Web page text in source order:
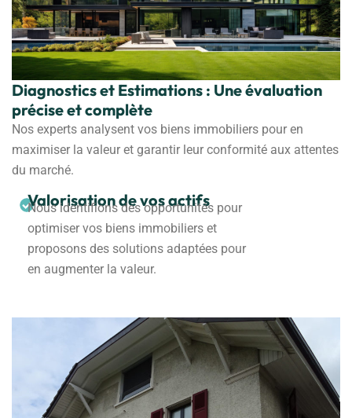
Diagnostics et Estimations : Une évaluation
précise et complète
Nos experts analysent vos biens immobiliers pour en
maximiser la valeur et garantir leur conformité aux attentes
du marché.
Valorisation de vos actifs
Nous identifions des opportunités pour
optimiser vos biens immobiliers et
proposons des solutions adaptées pour
en augmenter la valeur.